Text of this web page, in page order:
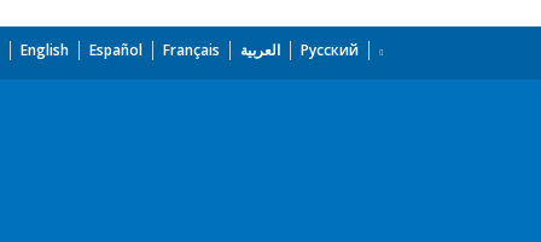
English Español Français العربية Русский